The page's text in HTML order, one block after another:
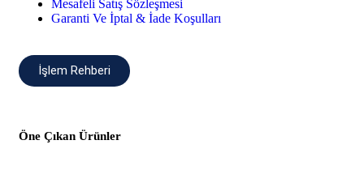
Mesafeli Satış Sözleşmesi
Garanti Ve İptal & İade Koşulları
İşlem Rehberi
Öne Çıkan Ürünler